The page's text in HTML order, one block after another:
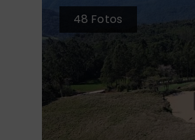
48 Fotos